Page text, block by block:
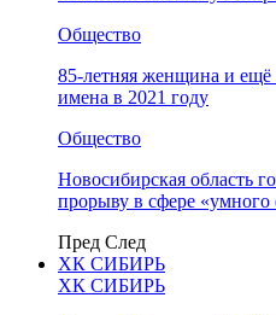
Общество
85-летняя женщина и
имена в 2021 году
Общество
Новосибирская область
прорыву в сфере «умного
Пред След
ХК СИБИРЬ
ХК СИБИРЬ